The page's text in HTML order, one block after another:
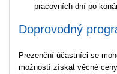
pracovních dní po
Doprovodný
Prezenční účastníci se
možností získat věcné